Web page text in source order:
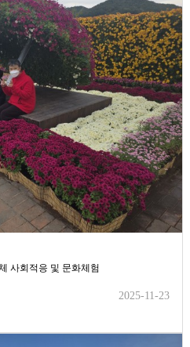
사회적응 및 문화체험
2025-11-23